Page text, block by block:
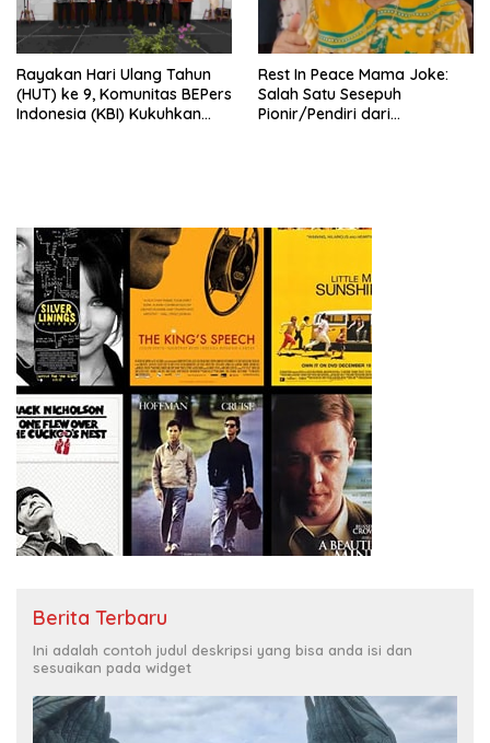
Rayakan Hari Ulang Tahun
(HUT) ke 9, Komunitas BEPers
Indonesia (KBI) Kukuhkan
seluruh Indonesia dan
Mancanegara”.
Rest In Peace Mama Joke:
Salah Satu Sesepuh
Pionir/Pendiri dari
Berita Terbaru
Ini adalah contoh judul deskripsi yang bisa anda isi dan
sesuaikan pada widget